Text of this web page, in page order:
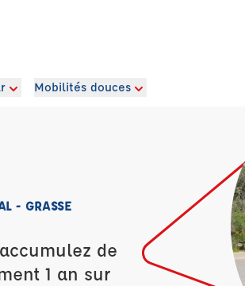
Mobilités douces
- GRASSE
de
1 an sur